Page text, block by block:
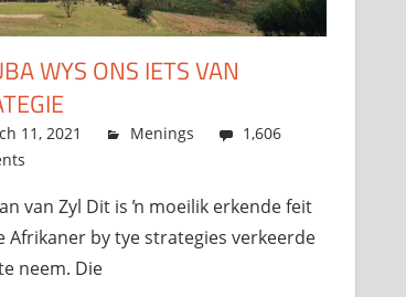
WYS ONS IETS VAN
11, 2021 admin
Menings
1,606
van Zyl Dit is ŉ moeilik erkende feit
Afrikaner by tye strategies verkeerde
neem. Die